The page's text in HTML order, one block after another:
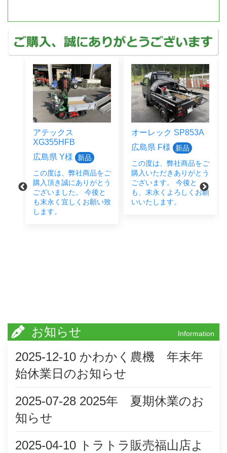
オーレック SP853A
広島県 F様
この度は、弊社商品をご
購入いただきありがとう
ございます。 今後と
も、末永くよろしくお願
いいたします。
クボタ
ER323SPGMW
中古
この度は、弊社商品をご
購入いただきありがとう
ございました。 中古農
機を探していたが中々見
お知らせ Information
2025-12-10 かわかく農機 年末年
始休業日のお知らせ
2025-07-28 2025年 夏期休業のお
知らせ
2025-04-10 トラトラ販売福山店よ